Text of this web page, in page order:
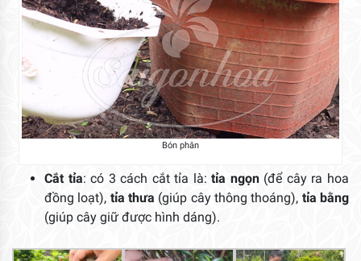
Bón phân
Cắt tỉa: có 3 cách cắt tỉa là:tỉa ngọn(để cây ra hoa
đồng loạt), tỉa thưa (giúp cây thông thoáng), tỉa bằng
(giúp cây giữ được hình dáng).